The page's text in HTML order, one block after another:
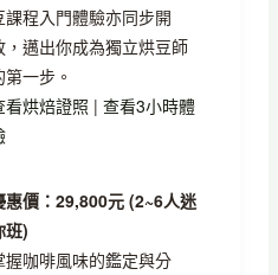
課程入門體驗亦同步開
，邁出你成為獨立烘豆師
第一步。
看烘焙證照 | 查看3小時體
惠價：29,800元 (2~6人迷
班)
握咖啡風味的鑑定與分